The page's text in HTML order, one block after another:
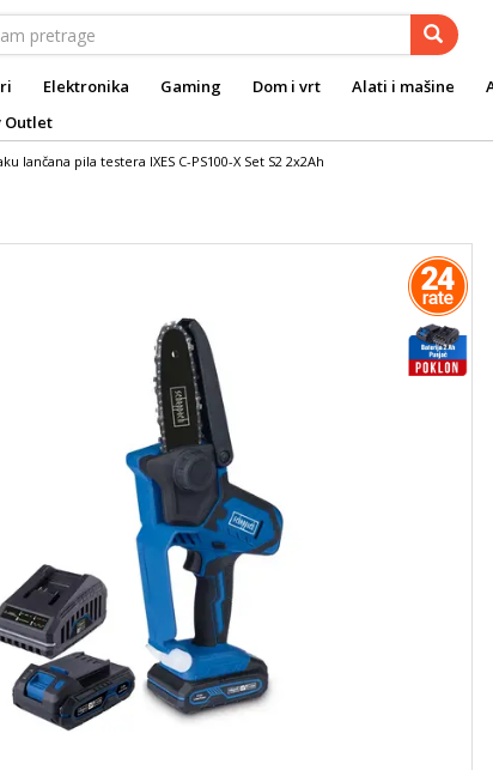
Elektronika Gaming Dom i vrt Alati i mašine
Outlet
lančana pila testera IXES C-PS100-X Set S2 2x2Ah